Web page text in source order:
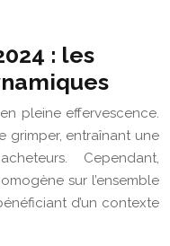
: les
pleine effervescence.
grimper, entraînant une
Cependant,
sur l’ensemble
d’un contexte